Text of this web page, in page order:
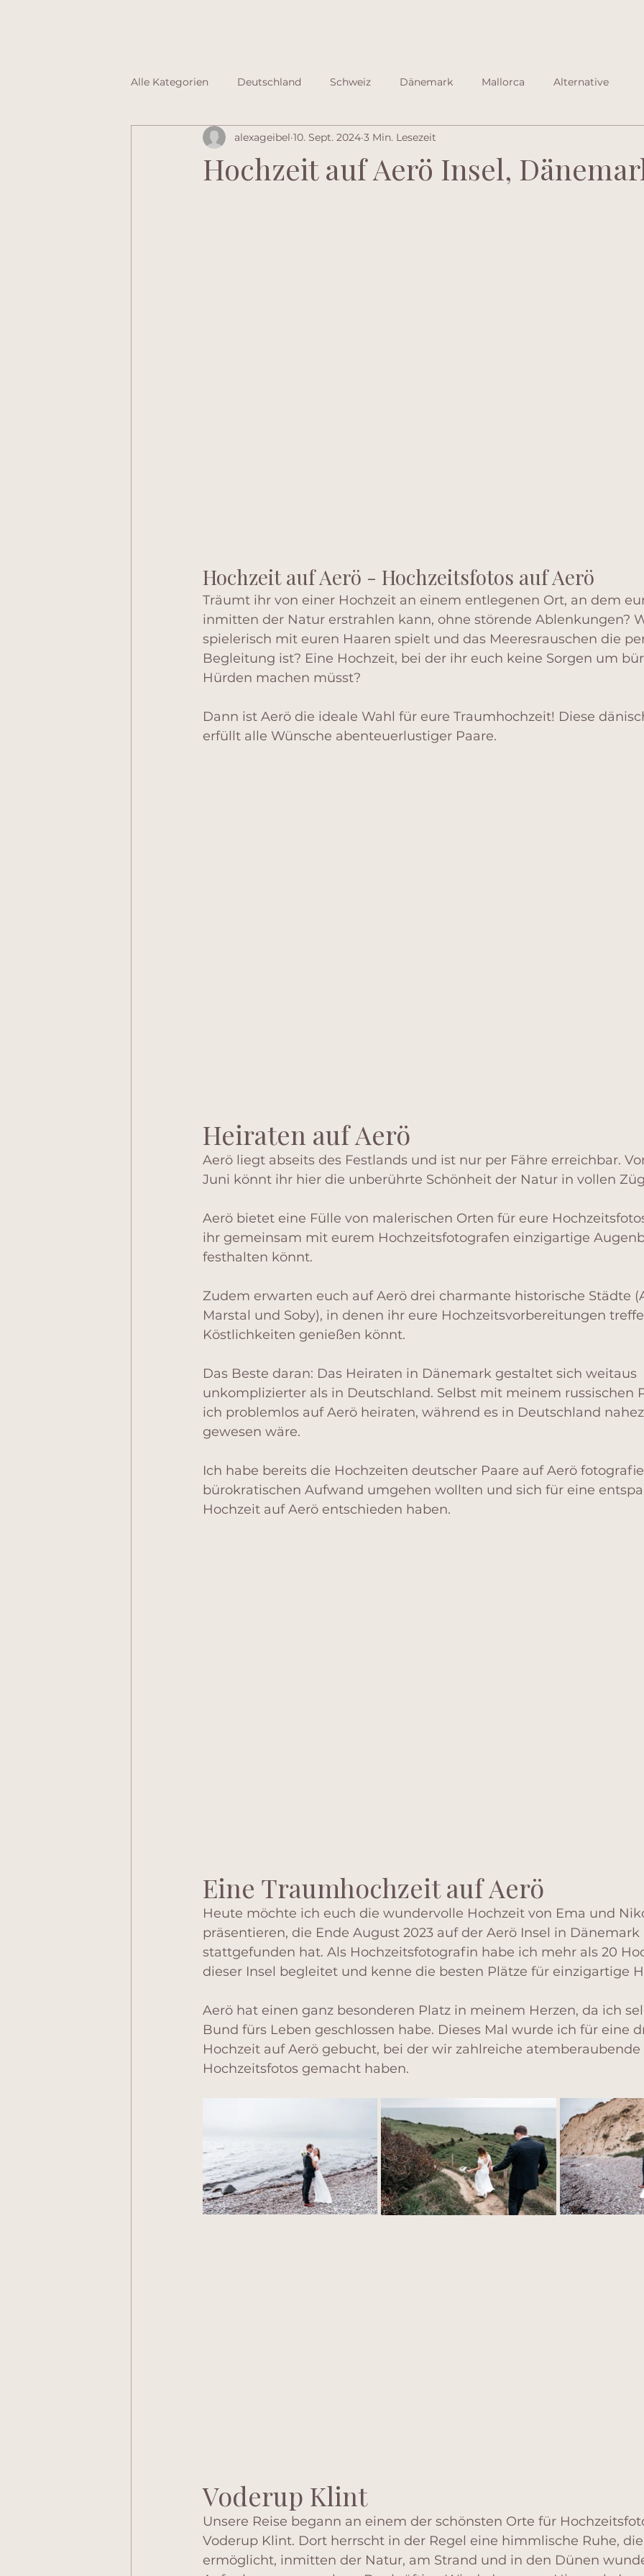
Alle Kategorien Deutschland Schweiz Dänemark Mallorca Alternative
Hochzeit auf Aerö Insel,
alexageibel 10. Sept. 2024 3 Min. Lesezeit
Hochzeit auf Aerö - Hochzeitsfotos auf Aerö
Träumt ihr von einer Hochzeit an einem entlegenen Ort, an dem
inmitten der Natur erstrahlen kann, ohne störende Ablenkungen?
spielerisch mit euren Haaren spielt und das Meeresrauschen die
Begleitung ist? Eine Hochzeit, bei der ihr euch keine Sorgen um
Hürden machen müsst?
Dann ist Aerö die ideale Wahl für eure Traumhochzeit! Diese
erfüllt alle Wünsche abenteuerlustiger Paare.
Heiraten auf Aerö
Aerö liegt abseits des Festlands und ist nur per Fähre erreichbar.
Juni könnt ihr hier die unberührte Schönheit der Natur in vollen
Aerö bietet eine Fülle von malerischen Orten für eure
ihr gemeinsam mit eurem Hochzeitsfotografen einzigartige
festhalten könnt.
Zudem erwarten euch auf Aerö drei charmante historische Städte
Marstal und Soby), in denen ihr eure Hochzeitsvorbereitungen
Köstlichkeiten genießen könnt.
Das Beste daran: Das Heiraten in Dänemark gestaltet sich weitaus
unkomplizierter als in Deutschland. Selbst mit meinem russischen
ich problemlos auf Aerö heiraten, während es in Deutschland
gewesen wäre.
Ich habe bereits die Hochzeiten deutscher Paare auf Aerö
bürokratischen Aufwand umgehen wollten und sich für eine
Hochzeit auf Aerö entschieden haben.
Eine Traumhochzeit auf Aerö
Heute möchte ich euch die wundervolle Hochzeit von Ema und
präsentieren, die Ende August 2023 auf der Aerö Insel in Dänemark
stattgefunden hat. Als Hochzeitsfotografin habe ich mehr als 20
dieser Insel begleitet und kenne die besten Plätze für einzigartige
Aerö hat einen ganz besonderen Platz in meinem Herzen, da ich
Bund fürs Leben geschlossen habe. Dieses Mal wurde ich für eine
Hochzeit auf Aerö gebucht, bei der wir zahlreiche atemberaubende
Hochzeitsfotos gemacht haben.
Voderup Klint
Unsere Reise begann an einem der schönsten Orte für
Voderup Klint. Dort herrscht in der Regel eine himmlische Ruhe,
ermöglicht, inmitten der Natur, am Strand und in den Dünen